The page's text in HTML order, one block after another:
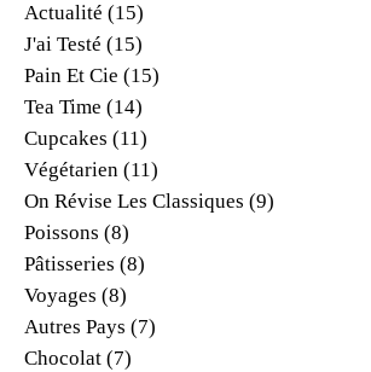
Actualité (15)
J'ai Testé (15)
Pain Et Cie (15)
Tea Time (14)
Cupcakes (11)
Végétarien (11)
On Révise Les Classiques (9)
Poissons (8)
Pâtisseries (8)
Voyages (8)
Autres Pays (7)
Chocolat (7)